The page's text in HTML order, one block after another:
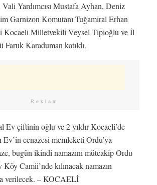
Yardımcısı Mustafa Ayhan, Deniz
Garnizon Komutanı Tuğamiral Erhan
Kocaeli Milletvekili Veysel Tipioğlu ve İl
Faruk Karaduman katıldı.
Reklam
Ev çiftinin oğlu ve 2 yıldır Kocaeli’de
cenazesi memleketi Ordu’ya
bugün ikindi namazını müteakip Ordu
Camii’nde kılınacak namazın
verilecek. – KOCAELİ